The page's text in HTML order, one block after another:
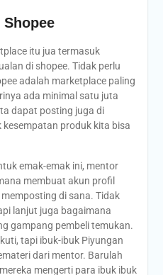
itu jua termasuk
di shopee. Tidak perlu
adalah marketplace paling
ada minimal satu juta
dapat posting juga di
produk kita bisa
emak-emak ini, mentor
membuat akun profil
di sana. Tidak
lanjut juga bagaimana
gampang pembeli temukan.
tapi ibuk-ibuk Piyungan
dari mentor. Barulah
mengerti para ibuk ibuk